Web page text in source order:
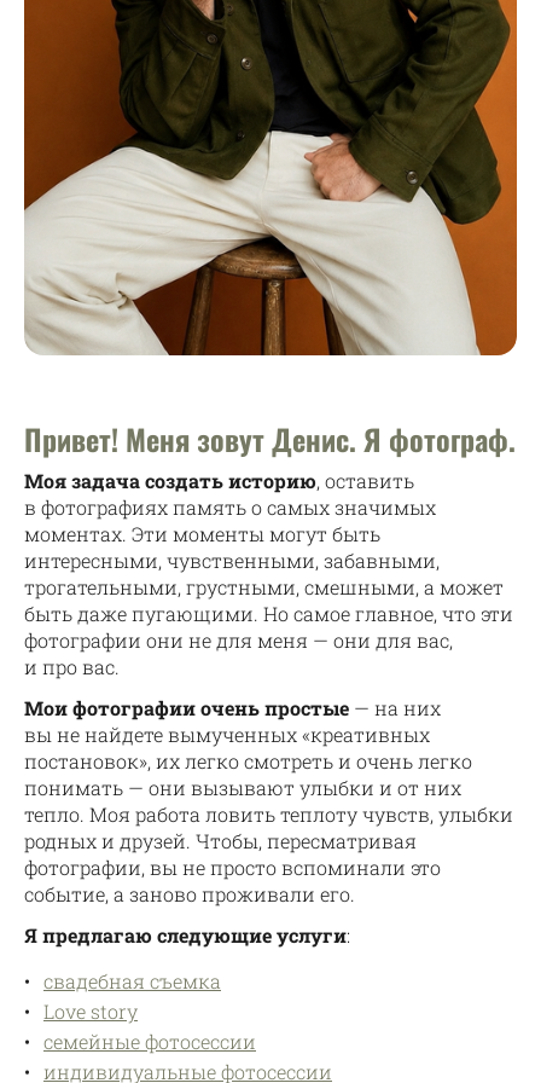
Привет! Меня зовут Денис. Я фотограф.
Моя задача создать историю, оставить
в фотографиях память о самых значимых
моментах. Эти моменты могут быть
интересными, чувственными, забавными,
трогательными, грустными, смешными, а может
быть даже пугающими. Но самое главное, что эти
фотографии они не для меня — они для вас,
и про вас.
Мои фотографии очень простые — на них
вы не найдете вымученных «креативных
постановок», их легко смотреть и очень легко
понимать — они вызывают улыбки и от них
тепло. Моя работа ловить теплоту чувств, улыбки
родных и друзей. Чтобы, пересматривая
фотографии, вы не просто вспоминали это
событие, а заново проживали его.
Я предлагаю следующие услуги:
свадебная съемка
Love story
семейные фотосессии
индивидуальные фотосессии